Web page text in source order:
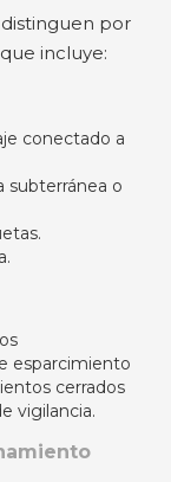
por
incluye:
conectado a
subterránea o
esparcimiento
cerrados
vigilancia.